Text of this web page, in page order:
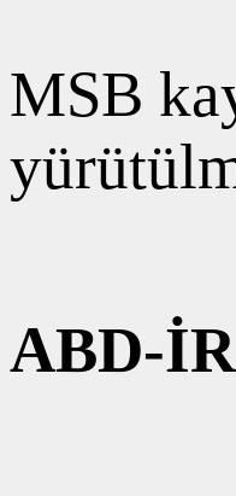
MSB
ABD-